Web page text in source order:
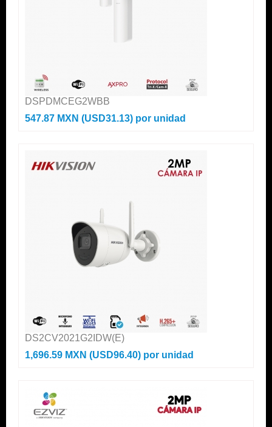
DSPDMCEG2WBB
547.87 MXN (USD31.13) por unidad
DS2CV2021G2IDW(E)
1,696.59 MXN (USD96.40) por unidad